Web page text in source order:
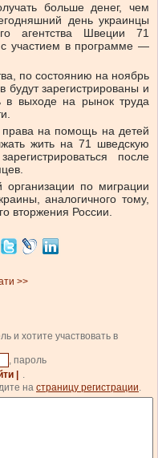
больше денег, чем
день украинцы
агентства Швеции 71
участием в программе —
по состоянию на ноябрь
будут зарегистрированы и
выходе на рынок труда
на помощь на детей
жить на 71 шведскую
после
по миграции
аналогичного тому,
вторжения России.
>>
и хотите участвовать в
, пароль
|
.
на страницу регистрации.